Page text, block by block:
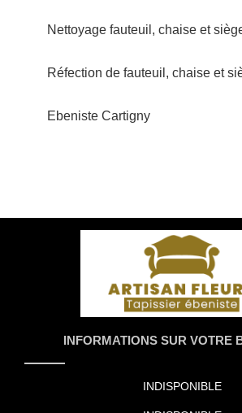
Nettoyage fauteuil, chaise et
Réfection de fauteuil, chaise et
Ebeniste Cartigny
INFORMATIONS SUR VOTRE
INDISPONIBLE